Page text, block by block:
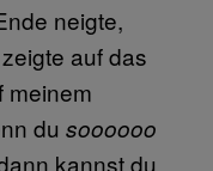
neigte,
auf das
meinem
du soooooo
kannst du